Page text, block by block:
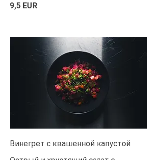
9,5 EUR
Винегрет с квашенной капустой